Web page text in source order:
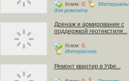
Комм: 0,
Материалы
для ремонта
Дренаж и армирование с
поддержкой геотекстиля...
Комм: 0,
Интересное
Ремонт квартир в Уфе...